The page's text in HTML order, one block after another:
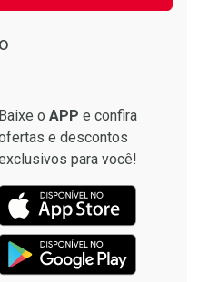
Baixe o APP e confira
e descontos
para você!